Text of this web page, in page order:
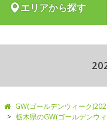
エリアから探す
GW(ゴールデンウィーク
栃木県のGW(ゴールデンウ